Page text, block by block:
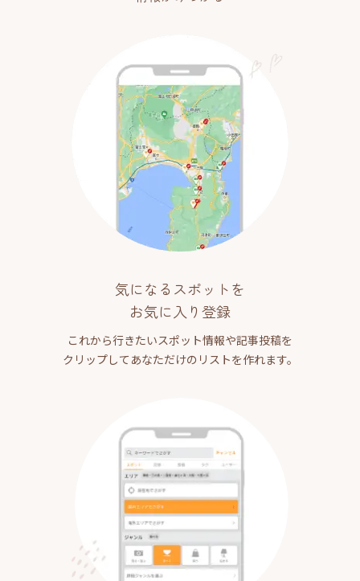
気になるスポットを
お気に入り登録
これから行きたいスポット情報や記事投稿を
クリップしてあなただけのリストを作れます。